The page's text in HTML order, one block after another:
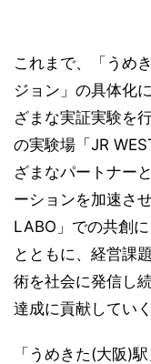
これまで、「うめ
ジョン」の具体化
ざまな実証実験を
の実験場「JR
ざまなパートナー
ーションを加速さ
LABO」での共創
とともに、経営課
術を社会に発信し
達成に貢献してい
「うめきた(大阪)